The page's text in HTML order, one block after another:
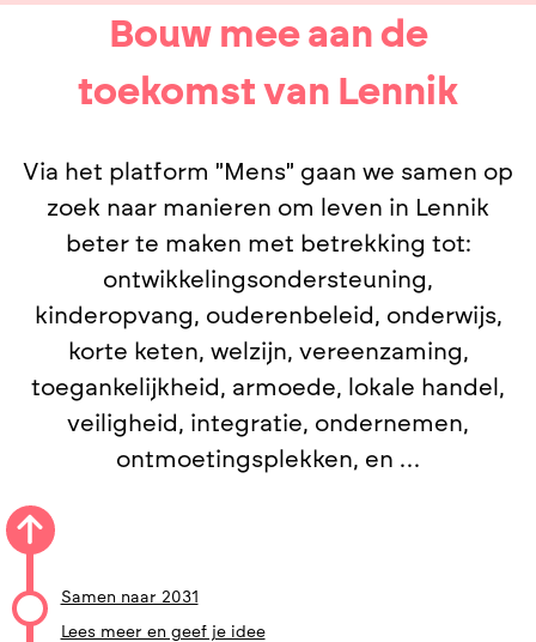
Bouw mee aan de
toekomst van Lennik
Via het platform "Mens" gaan we samen op
zoek naar manieren om leven in Lennik
beter te maken met betrekking tot:
ontwikkelingsondersteuning,
kinderopvang, ouderenbeleid, onderwijs,
korte keten, welzijn, vereenzaming,
toegankelijkheid, armoede, lokale handel,
veiligheid, integratie, ondernemen,
ontmoetingsplekken, en …
Samen naar 2031
Lees meer en geef je idee